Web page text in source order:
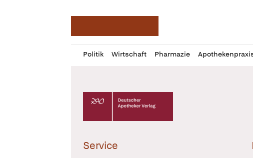
Politik Wirtschaft Pharmazie
Profil
öffnen
Daz
Pur
Deutscher Apotheker Verlag Logo
Service